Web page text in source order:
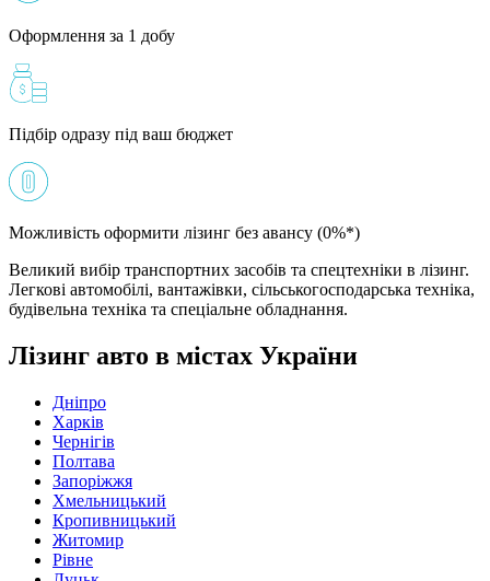
Оформлення за 1 добу
Підбір одразу під ваш бюджет
Можливість оформити лізинг без авансу (0%*)
Великий вибір транспортних засобів та спецтехніки в лізинг.
Легкові автомобілі, вантажівки, сільськогосподарська техніка,
будівельна техніка та спеціальне обладнання.
Лізинг авто в містах України
Дніпро
Харків
Чернігів
Полтава
Запоріжжя
Хмельницький
Кропивницький
Житомир
Рівне